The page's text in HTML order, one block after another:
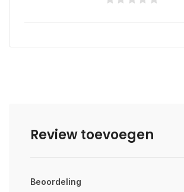
Review toevoegen
Beoordeling